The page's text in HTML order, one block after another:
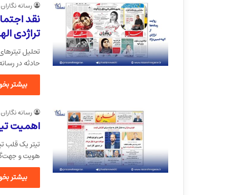
رسانه نگاران
نقد
تراژدی
تحلیل
حادثه در
بیشتر
رسانه نگاران
اهمیت
تیتر یک قلب
هویت و
بیشتر